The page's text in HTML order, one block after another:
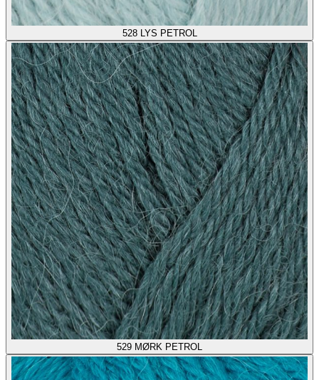
528 LYS PETROL
529 MØRK PETROL